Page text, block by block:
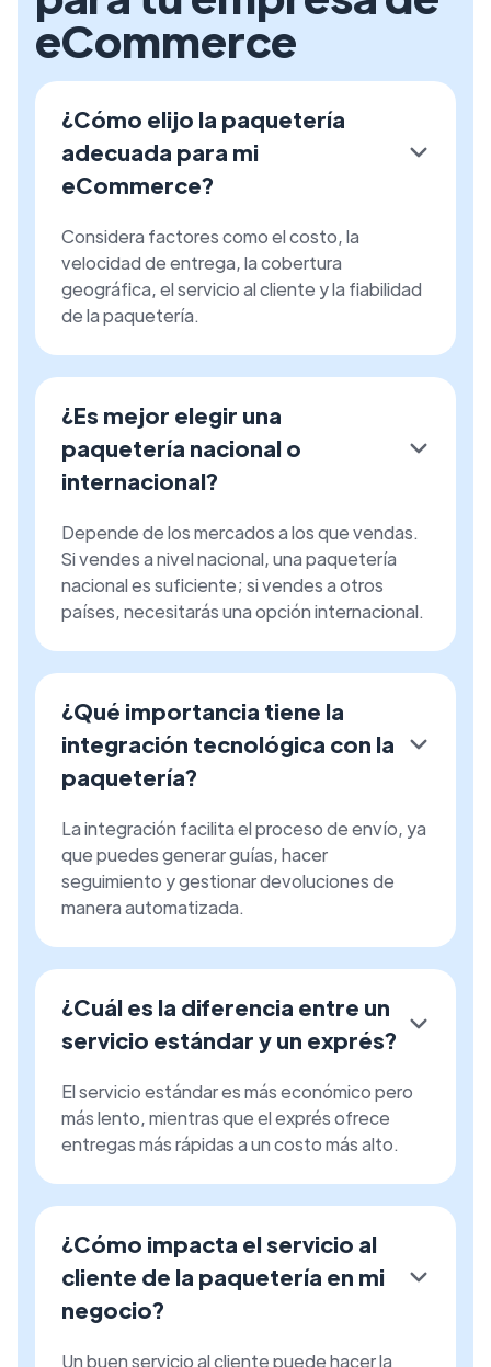
eCommerce
¿Cómo elijo la paquetería
adecuada para mi
eCommerce?
Considera factores como el costo, la
velocidad de entrega, la cobertura
geográfica, el servicio al cliente y la fiabilidad
de la paquetería.
¿Es mejor elegir una
paquetería nacional o
internacional?
Depende de los mercados a los que vendas.
Si vendes a nivel nacional, una paquetería
nacional es suficiente; si vendes a otros
países, necesitarás una opción internacional.
¿Qué importancia tiene la
integración tecnológica con la
paquetería?
La integración facilita el proceso de envío, ya
que puedes generar guías, hacer
seguimiento y gestionar devoluciones de
manera automatizada.
¿Cuál es la diferencia entre un
servicio estándar y un exprés?
El servicio estándar es más económico pero
más lento, mientras que el exprés ofrece
entregas más rápidas a un costo más alto.
¿Cómo impacta el servicio al
cliente de la paquetería en mi
negocio?
Un buen servicio al cliente puede hacer la